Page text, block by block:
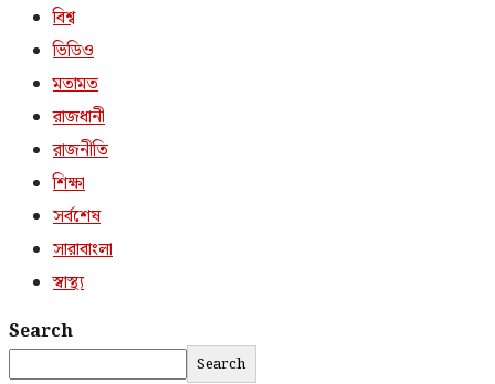
বিশ্ব
ভিডিও
মতামত
রাজধানী
রাজনীতি
শিক্ষা
সর্বশেষ
সারাবাংলা
স্বাস্থ্য
Search
Search